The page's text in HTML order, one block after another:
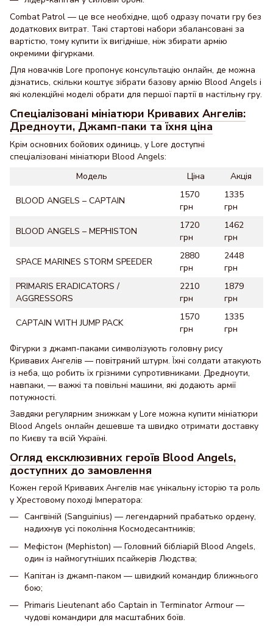
Combat Patrol — це все необхідне, щоб одразу почати гру без
додаткових витрат. Такі стартові набори збалансовані за
вартістю, тому купити їх вигідніше, ніж збирати армію
окремими фігурками.
Для новачків Lore пропонує консультацію онлайн, де можна
дізнатись, скільки коштує зібрати базову армію Blood Angels і
які колекційні моделі обрати для першої партії в настільну гру.
Спеціалізовані мініатюри Кривавих Ангелів:
Дредноути, Джамп-паки та їхня ціна
Крім основних бойових одиниць, у Lore доступні
спеціалізовані мініатюри Blood Angels:
Модель
Ціна Акція
BLOOD ANGELS – CAPTAIN
1570
грн
1335
грн
BLOOD ANGELS – MEPHISTON
1720
грн
1462
грн
SPACE MARINES STORM SPEEDER
2880
грн
2448
грн
PRIMARIS ERADICATORS /
AGGRESSORS
2210
грн
1879
грн
CAPTAIN WITH JUMP PACK
1570
грн
1335
грн
Фігурки з джамп-паками символізують головну рису
Кривавих Ангелів — повітряний штурм. Їхні солдати атакують
із неба, що робить їх грізними супротивниками. Дредноути,
навпаки, — важкі та повільні машини, які додають армії
потужності.
Завдяки регулярним знижкам у Lore можна купити мініатюри
Blood Angels онлайн дешевше та швидко отримати доставку
по Києву та всій Україні.
Огляд ексклюзивних героїв Blood Angels,
доступних до замовлення
Кожен герой Кривавих Ангелів має унікальну історію та роль
у Хрестовому поході Імператора:
Сангвіній (Sanguinius) — легендарний прабатько ордену,
надихнув усі покоління Космодесантників;
Мефістон (Mephiston) — Головний бібліарій Blood Angels,
один із наймогутніших псайкерів Людства;
Капітан із джамп-паком — швидкий командир ближнього
бою;
Primaris Lieutenant або Captain in Terminator Armour —
чудові командири для масштабних боїв.